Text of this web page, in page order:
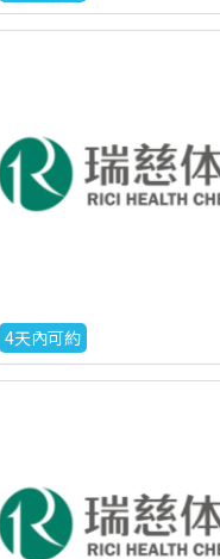
4天內可約